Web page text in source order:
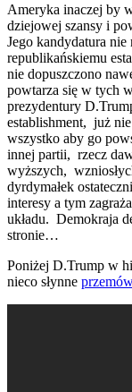
Ameryka inaczej by
dziejowej szansy i
Jego kandydatura nie
republikańskiemu
nie dopuszczono
powtarza się w tych
prezydentury
establishment, już
wszystko aby go
innej partii, rzecz
wyższych,
dyrdymałek
interesy a tym
układu. Demokraja
stronie…
Poniżej D.Trump w
nieco słynne